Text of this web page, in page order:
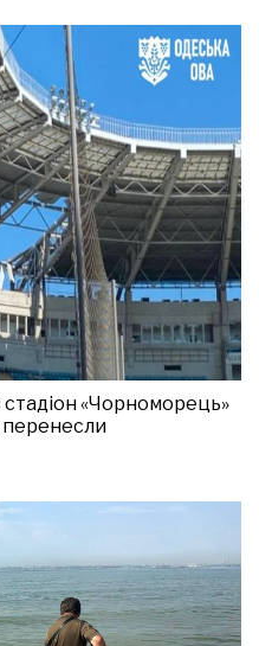
«Чорноморець»
перенесли